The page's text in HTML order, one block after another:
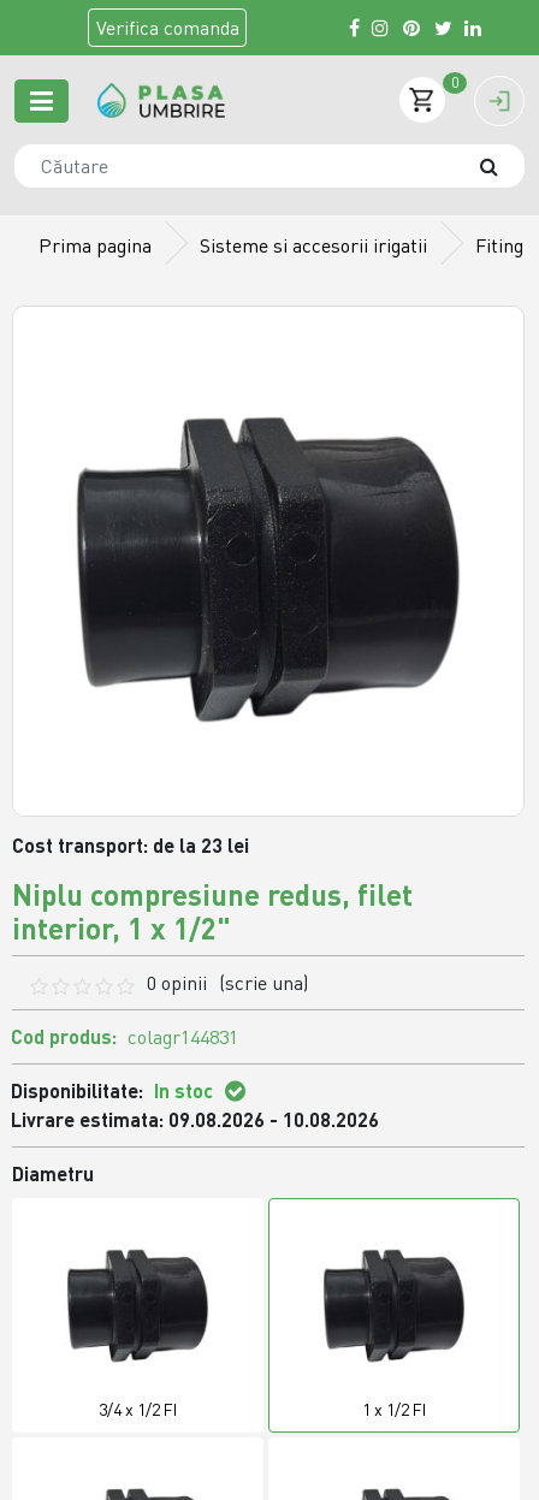
Verifica comanda
0
Prima pagina Sisteme si accesorii irigatii
Cost transport: de la 23 lei
Niplu compresiune redus, filet
interior, 1 x 1/2"
0 opinii (scrie una)
Cod produs: colagr144831
Disponibilitate: In stoc
Livrare estimata: 09.08.2026 - 10.08.2026
Diametru
3/4 x 1/2 FI 1 x 1/2 FI